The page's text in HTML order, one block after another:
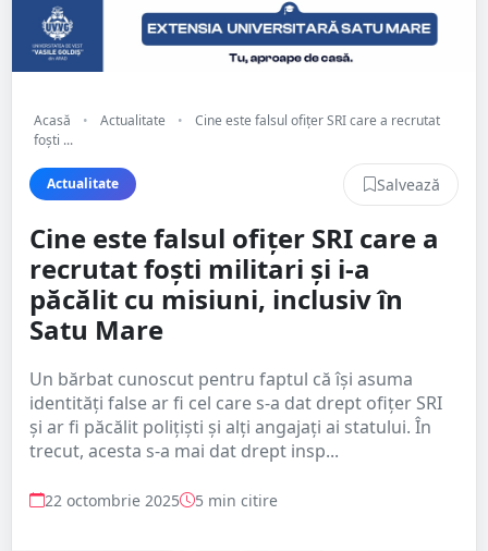
Acasă • Actualitate •
Cine este falsul ofițer SRI care a recrutat
foști ...
Actualitate Salvează
Cine este falsul ofițer SRI care a
recrutat foști militari și i-a
păcălit cu misiuni, inclusiv în
Satu Mare
Un bărbat cunoscut pentru faptul că își asuma
identități false ar fi cel care s-a dat drept ofițer SRI
și ar fi păcălit polițiști și alți angajați ai statului. În
trecut, acesta s-a mai dat drept insp...
22 octombrie 2025 5 min citire